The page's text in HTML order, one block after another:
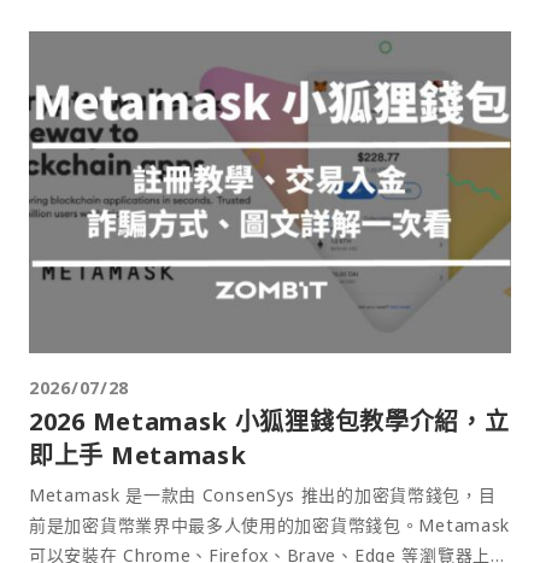
2026/07/28
2026 Metamask 小狐狸錢包教學介紹，立
即上手 Metamask
Metamask 是一款由 ConsenSys 推出的加密貨幣錢包，目
前是加密貨幣業界中最多人使用的加密貨幣錢包。Metamask
可以安裝在 Chrome、Firefox、Brave、Edge 等瀏覽器上作